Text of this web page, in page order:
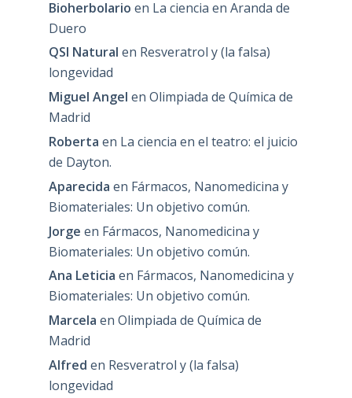
Bioherbolario en La ciencia en Aranda de
Duero
QSI Natural en Resveratrol y (la falsa)
longevidad
Miguel Angel en Olimpiada de Química de
Madrid
Roberta en La ciencia en el teatro: el juicio
de Dayton.
Aparecida en Fármacos, Nanomedicina y
Biomateriales: Un objetivo común.
Jorge en Fármacos, Nanomedicina y
Biomateriales: Un objetivo común.
Ana Leticia en Fármacos, Nanomedicina y
Biomateriales: Un objetivo común.
Marcela en Olimpiada de Química de
Madrid
Alfred en Resveratrol y (la falsa)
longevidad